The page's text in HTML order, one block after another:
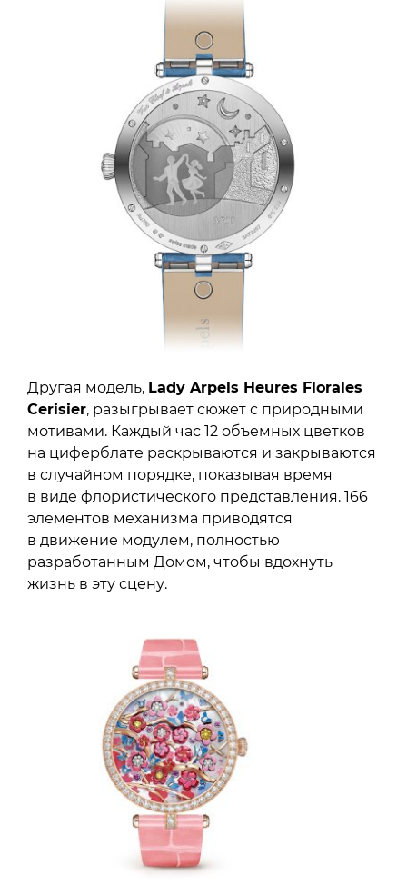
Другая модель, Lady Arpels Heures Florales
Cerisier, разыгрывает сюжет с природными
мотивами. Каждый час 12 объемных цветков
на циферблате раскрываются и закрываются
в случайном порядке, показывая время
в виде флористического представления. 166
элементов механизма приводятся
в движение модулем, полностью
разработанным Домом, чтобы вдохнуть
жизнь в эту сцену.